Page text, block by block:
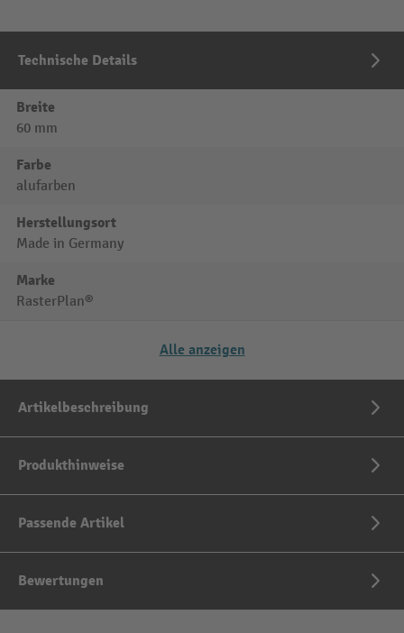
Technische Details
Breite
60 mm
Farbe
alufarben
Herstellungsort
Made in Germany
Marke
RasterPlan®
Alle anzeigen
Artikelbeschreibung
Produkthinweise
Passende Artikel
Bewertungen